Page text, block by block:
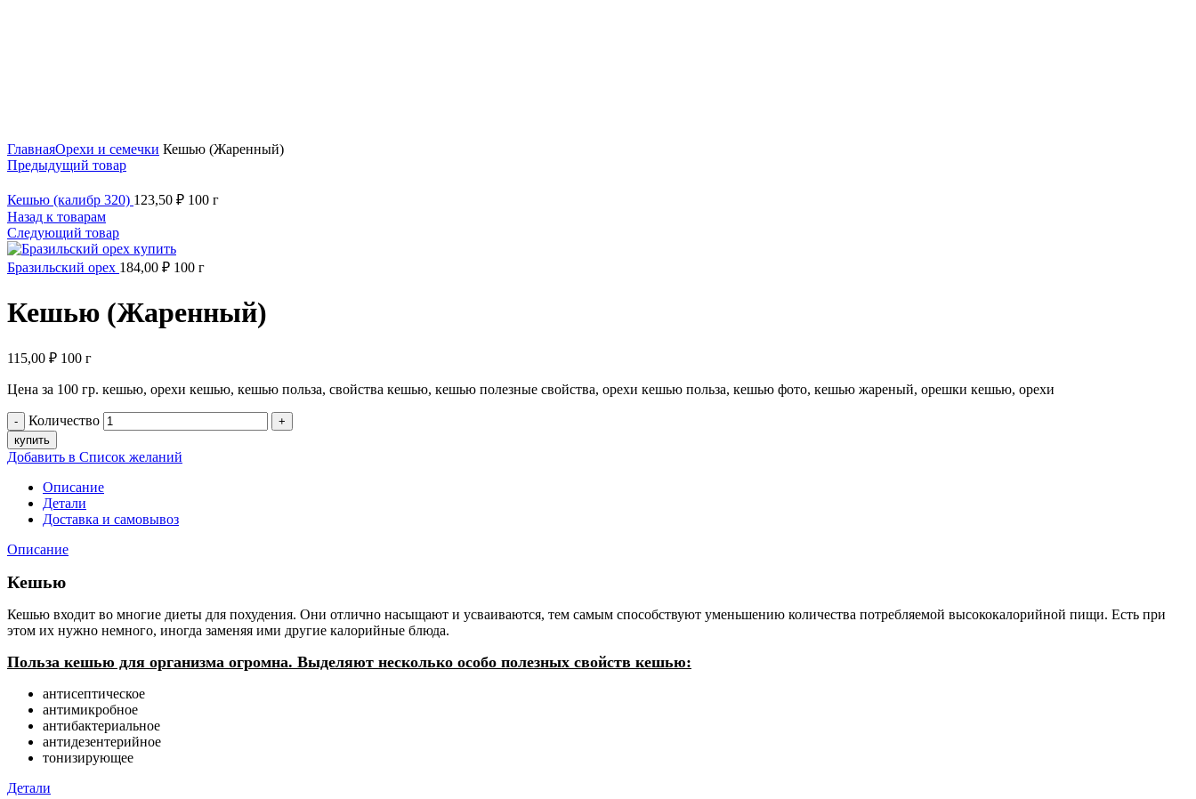
ГлавнаяОрехи и семечки Кешью (Жаренный)
Предыдущий товар
Кешью (калибр 320) 123,50 ₽ 100 г
Назад к товарам
Следующий товар
Бразильский орех 184,00 ₽ 100 г
Кешью (Жаренный)
115,00 ₽ 100 г
Цена за 100 гр. кешью, орехи кешью, кешью польза, свойства кешью, кешью полезные свойства, орехи кешью польза, кешью фото, кешью жареный, орешки кешью, орехи
Количество
купить
Добавить в Список желаний
Описание
Детали
Доставка и самовывоз
Описание
Кешью
Кешью входит во многие диеты для похудения. Они отлично насыщают и усваиваются, тем самым способствуют уменьшению количества потребляемой высококалорийной пищи. Есть при
этом их нужно немного, иногда заменяя ими другие калорийные блюда.
Польза кешью для организма огромна. Выделяют несколько особо полезных свойств кешью:
антисептическое
антимикробное
антибактериальное
антидезентерийное
тонизирующее
Детали